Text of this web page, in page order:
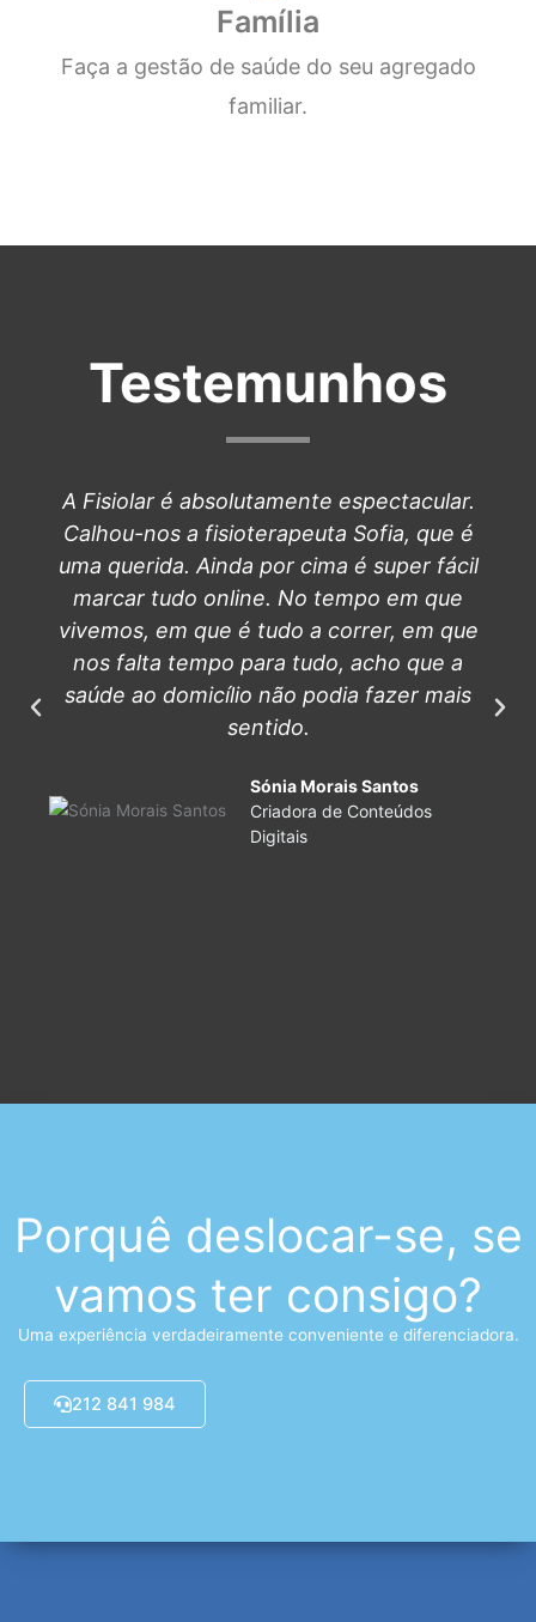
Família
Faça a gestão de saúde do seu agregado
familiar.
Testemunhos
A Fisiolar é absolutamente espectacular.
Calhou-nos a fisioterapeuta Sofia, que é
uma querida. Ainda por cima é super fácil
marcar tudo online. No tempo em que
vivemos, em que é tudo a correr, em que
nos falta tempo para tudo, acho que a
saúde ao domicílio não podia fazer mais
sentido.
Sónia Morais Santos
Criadora de Conteúdos
Digitais
Porquê deslocar-se, se
vamos ter consigo?
Uma experiência verdadeiramente conveniente e diferenciadora.
212 841 984